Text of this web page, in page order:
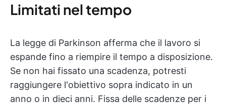
Limitati nel tempo
La legge di Parkinson afferma che il lavoro si
espande fino a riempire il tempo a disposizione.
Se non hai fissato una scadenza, potresti
raggiungere l'obiettivo sopra indicato in un
anno o in dieci anni. Fissa delle scadenze per i